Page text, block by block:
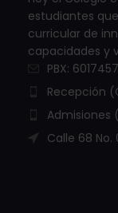
estudiantes
curricular de
capacidades y
PBX:
Recepción
Admisiones
Calle 68 No.